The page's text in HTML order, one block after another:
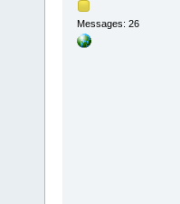
Messages: 26